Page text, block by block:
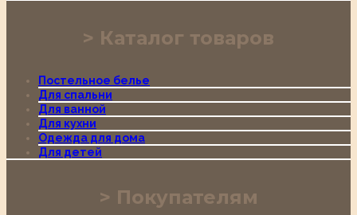
Каталог товаров
Постельное белье
Для спальни
Для ванной
Для кухни
Одежда для дома
Для детей
Покупателям